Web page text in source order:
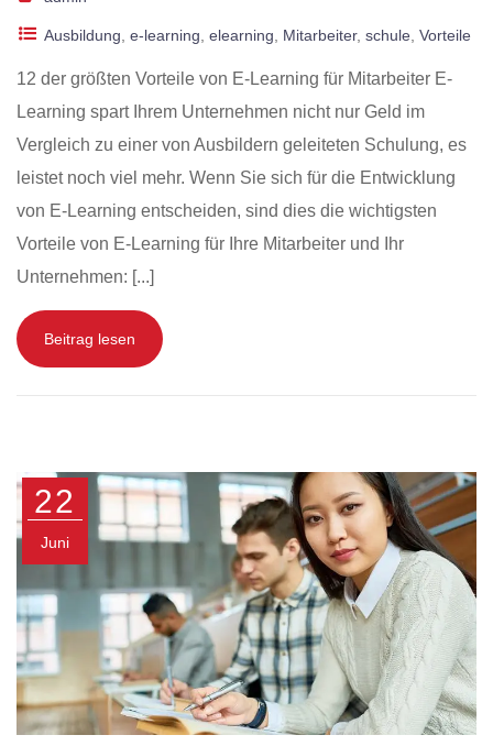
Ausbildung e-learning elearning Mitarbeiter, schule Vorteile
12 der größten Vorteile von E-Learning für Mitarbeiter E-
Learning spart Ihrem Unternehmen nicht nur Geld im
Vergleich zu einer von Ausbildern geleiteten Schulung, es
leistet noch viel mehr. Wenn Sie sich für die Entwicklung
von E-Learning entscheiden, sind dies die wichtigsten
Vorteile von E-Learning für Ihre Mitarbeiter und Ihr
Unternehmen: [...]
Beitrag lesen
22
Juni